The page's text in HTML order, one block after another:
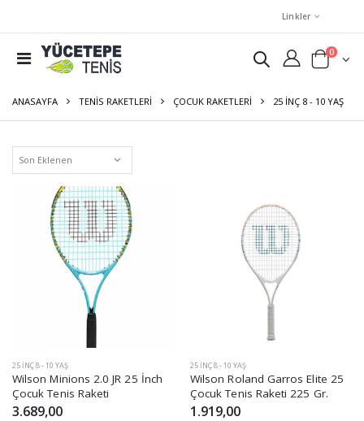
Linkler
0
ANASAYFA TENIS RAKETLERI ÇOCUK RAKETLERI 25 INÇ 8 - 10 YAŞ
25 INÇ 8 - 10 YAŞ
Wilson Minions 2.0 JR 25 İnch
Çocuk Tenis Raketi
3.689,00
25 INÇ 8 - 10 YAŞ
Wilson Roland Garros Elite 25
Çocuk Tenis Raketi 225 Gr.
1.919,00